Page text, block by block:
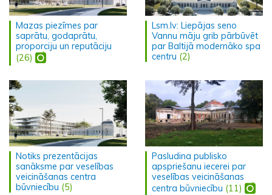
Mazas piezīmes par
saprātu, godaprātu,
proporciju un reputāciju
(26)
Lsm.lv: Liepājas seno
Vannu māju grib pārbūvēt
par Baltijā modernāko spa
centru (2)
Notiks prezentācijas
sanāksme par veselības
veicināšanas centra
būvniecību (5)
Pasludina publisko
apspriešanu iecerei par
veselības veicināšanas
centra būvniecību (11)